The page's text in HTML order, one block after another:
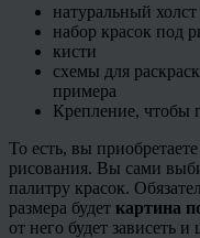
натуральный
набор красок под
кисти
схемы для
примера
Крепление, чтобы
То есть, вы
рисования. Вы сами
палитру красок.
размера будет картина
от него будет зависеть и